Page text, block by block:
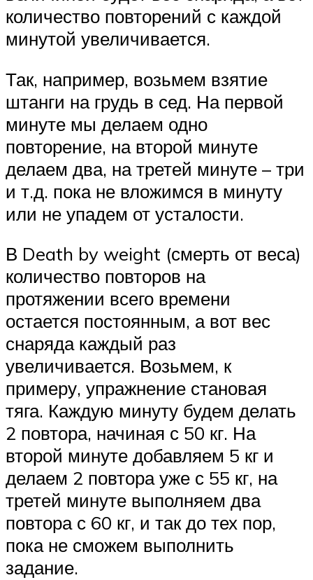
количество повторений с каждой
минутой увеличивается.
Так, например, возьмем взятие
штанги на грудь в сед. На первой
минуте мы делаем одно
повторение, на второй минуте
делаем два, на третей минуте – три
и т.д. пока не вложимся в минуту
или не упадем от усталости.
В Death by weight (смерть от веса)
количество повторов на
протяжении всего времени
остается постоянным, а вот вес
снаряда каждый раз
увеличивается. Возьмем, к
примеру, упражнение становая
тяга. Каждую минуту будем делать
2 повтора, начиная с 50 кг. На
второй минуте добавляем 5 кг и
делаем 2 повтора уже с 55 кг, на
третей минуте выполняем два
повтора с 60 кг, и так до тех пор,
пока не сможем выполнить
задание.